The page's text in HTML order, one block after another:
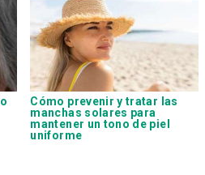
Cómo prevenir y tratar las
manchas solares para
mantener un tono de piel
uniforme